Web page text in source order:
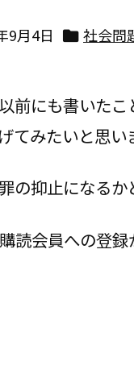
9月4日  社会問
前にも書いた
てみたいと思い
の抑止になる
読会員への登録